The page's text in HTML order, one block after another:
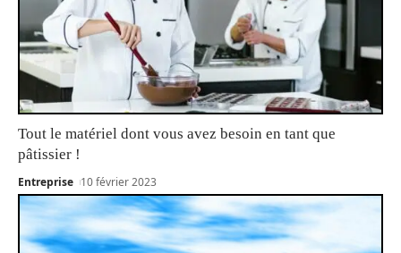
Tout le matériel dont vous avez besoin en tant que
pâtissier !
Entreprise 10 février 2023